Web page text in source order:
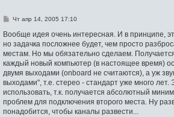
С
о
щ
е
н
е
Чт апр 14, 2005 17:10
Вообще идея очень интересная. И в принципе,
но задачка посложнее будет, чем просто
местам. Но мы обязательно сделаем. Получается
каждый новый компьютер (в настоящее время)
двумя выходами (onboard не считаются), а уж
выходами", т.е. стерео - стандарт уже много
использовать, т.к. получается абсолютный
проблем для подключения второго места. Ну
понадобится, чтобы каналы развести...